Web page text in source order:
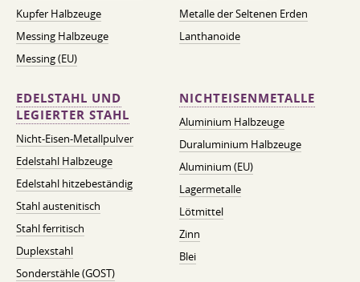
Kupfer Halbzeuge
Messing Halbzeuge
Messing (EU)
Metalle der Seltenen Erden
Lanthanoide
EDELSTAHL UND
LEGIERTER STAHL
Nicht-Eisen-Metallpulver
Edelstahl Halbzeuge
Edelstahl hitzebeständig
Stahl austenitisch
Stahl ferritisch
Duplexstahl
Sonderstähle (GOST)
NICHTEISENMETALLE
Aluminium Halbzeuge
Duraluminium Halbzeuge
Aluminium (EU)
Lagermetalle
Lötmittel
Zinn
Blei